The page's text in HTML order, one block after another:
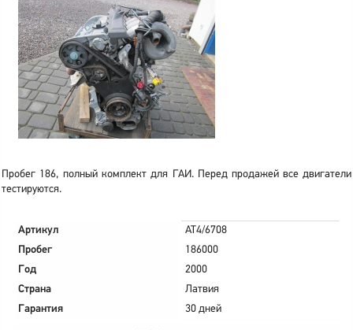
Пробег 186, полный комплект для ГАИ. Перед продажей все двигатели
тестируются.
Артикул
AT4/6708
Пробег
186000
Год
2000
Страна
Латвия
Гарантия
30 дней